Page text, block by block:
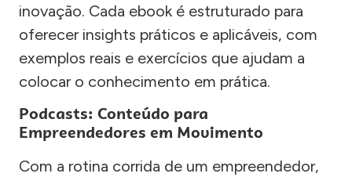
inovação. Cada ebook é estruturado para
oferecer insights práticos e aplicáveis, com
exemplos reais e exercícios que ajudam a
colocar o conhecimento em prática.
Podcasts: Conteúdo para
Empreendedores em Movimento
Com a rotina corrida de um empreendedor,